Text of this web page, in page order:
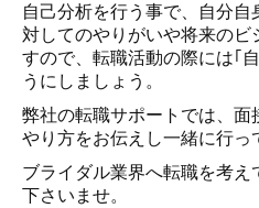
自己分析を行う事で、自分
対してのやりがいや将来のビ
すので、転職活動の際には｢
うにしましょう。
弊社の転職サポートでは、
やり方をお伝えし一緒に行っ
ブライダル業界へ転職を考
下さいませ。